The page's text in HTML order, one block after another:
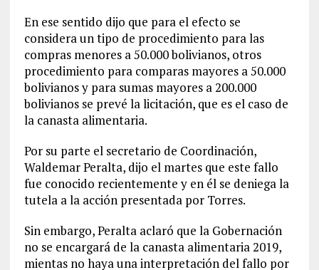
En ese sentido dijo que para el efecto se
considera un tipo de procedimiento para las
compras menores a 50.000 bolivianos, otros
procedimiento para comparas mayores a 50.000
bolivianos y para sumas mayores a 200.000
bolivianos se prevé la licitación, que es el caso de
la canasta alimentaria.
Por su parte el secretario de Coordinación,
Waldemar Peralta, dijo el martes que este fallo
fue conocido recientemente y en él se deniega la
tutela a la acción presentada por Torres.
Sin embargo, Peralta aclaró que la Gobernación
no se encargará de la canasta alimentaria 2019,
mientas no haya una interpretación del fallo por